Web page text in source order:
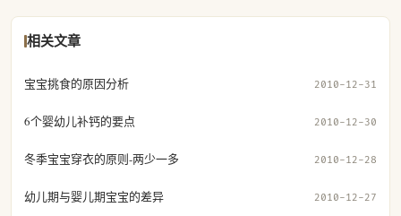
相关文章
宝宝挑食的原因分析 2010-12-31
6个婴幼儿补钙的要点 2010-12-30
冬季宝宝穿衣的原则-两少一多 2010-12-28
幼儿期与婴儿期宝宝的差异 2010-12-27